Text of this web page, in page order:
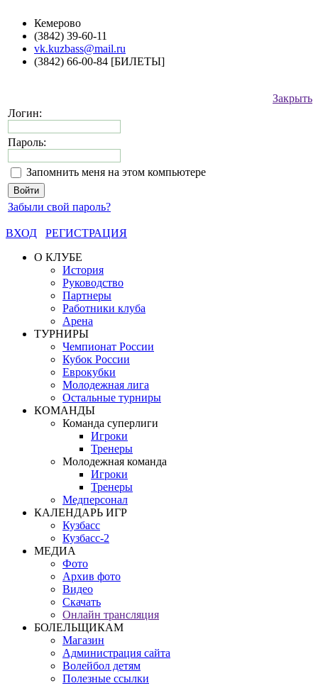
Кемерово
(3842) 39-60-11
vk.kuzbass@mail.ru
(3842) 66-00-84 [БИЛЕТЫ]
Закрыть
Логин:
Пароль:
Запомнить меня на этом компьютере
Забыли свой пароль?
ВХОД
РЕГИСТРАЦИЯ
О КЛУБЕ
История
Руководство
Партнеры
Работники клуба
Арена
ТУРНИРЫ
Чемпионат России
Кубок России
Еврокубки
Молодежная лига
Остальные турниры
КОМАНДЫ
Команда суперлиги
Игроки
Тренеры
Молодежная команда
Игроки
Тренеры
Медперсонал
КАЛЕНДАРЬ ИГР
Кузбасс
Кузбасс-2
МЕДИА
Фото
Архив фото
Видео
Скачать
Онлайн трансляция
БОЛЕЛЬЩИКАМ
Магазин
Администрация сайта
Волейбол детям
Полезные ссылки